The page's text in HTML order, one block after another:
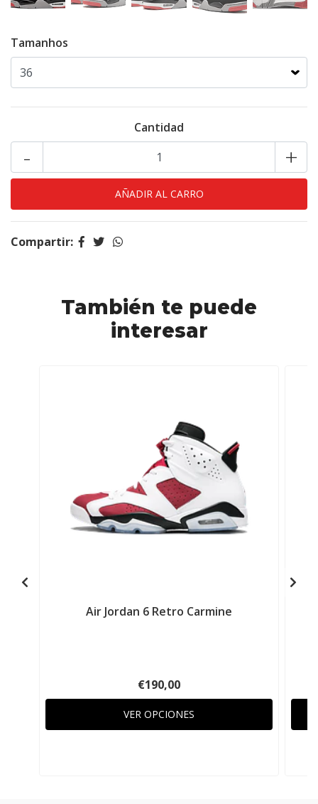
Tamanhos
Cantidad
+
-
Compartir:
También te puede
interesar
Air Jordan 6 Retro Carmine
€190,00
VER OPCIONES